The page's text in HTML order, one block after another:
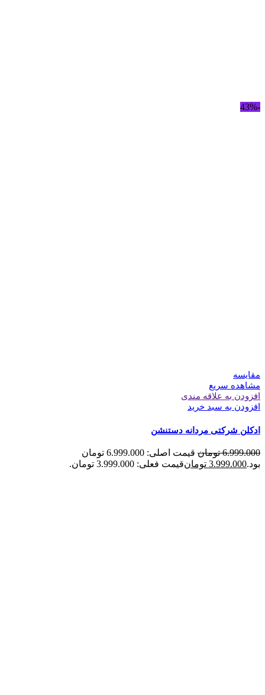
-43%
مقایسه
مشاهده سریع
افزودن به علاقه مندی
افزودن به سبد خرید
ادکلن شرکتی مردانه دستنشن
6.999.000 تومان
قیمت اصلی: 6.999.000 تومان
بود.3.999.000 تومانقیمت فعلی: 3.999.000 تومان.